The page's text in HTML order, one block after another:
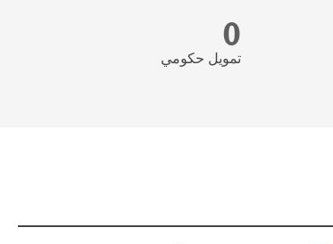
0
تمويل حكومي